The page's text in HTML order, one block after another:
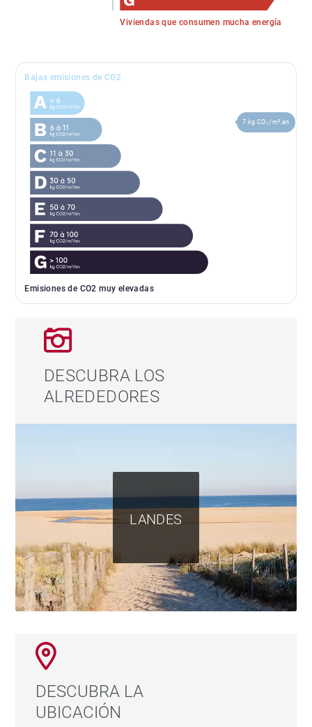
Viviendas que consumen mucha energía
Bajas emisiones de CO2
Emisiones de CO2 muy elevadas
7 kg CO₂/m².an
DESCUBRA LOS
ALREDEDORES
LANDES
DESCUBRA LA
UBICACIÓN